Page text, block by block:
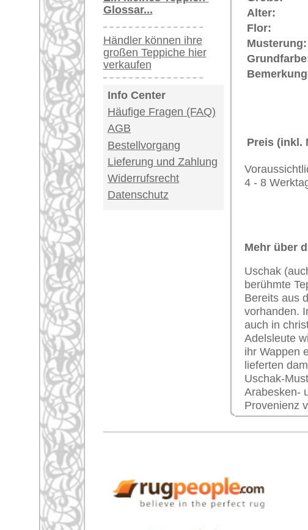
Teppiche.tv - große
riesige Auswahl
Kundenservice:
Deutschland / Österreich:
USA / Canada: +1 646-688-